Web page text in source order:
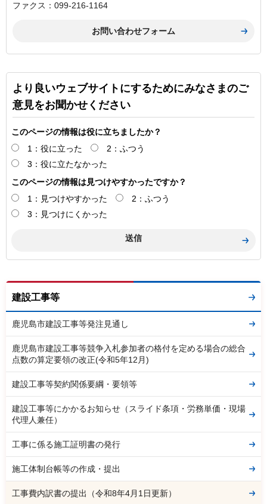
ファクス：099-216-1164
より良いウェブサイトにするためにみなさまのご
意見をお聞かせください
このページの情報は役に立ちましたか？
1：役に立った
2：ふつう
3：役に立たなかった
このページの情報は見つけやすかったですか？
1：見つけやすかった
2：ふつう
3：見つけにくかった
建設工事等
鹿児島市建設工事等発注見通し
鹿児島市建設工事等競争入札参加者の格付を定める場合の総合
点数の算定要領の改正(令和5年12月)
建設工事等契約関係要綱・要領等
建設工事等にかかるお知らせ（スライド条項・労務単価・現場
代理人兼任）
工事に係る施工証明書の発行
施工体制台帳等の作成・提出
工事費内訳書の提出（令和8年4月1日更新）